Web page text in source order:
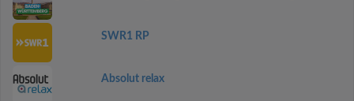
SWR1 RP
Absolut relax